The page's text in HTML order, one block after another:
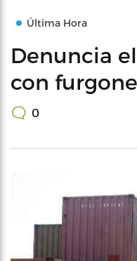
Última Hora
Denuncia
con
0